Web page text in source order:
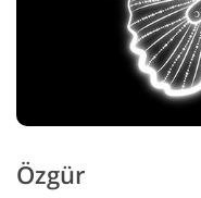
Özgür